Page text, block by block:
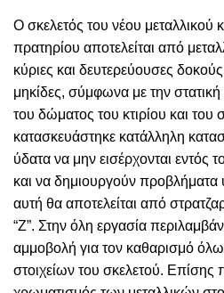
Ο σκελετός του νέου μεταλλικού
πρατηρίου αποτελείται από
κύριες και δευτερεύουσες δοκούς,
μηκίδες, σύμφωνα με την στατική
του δώματος του κτιρίου και του
κατασκευάστηκε κατάλληλη
ύδατα να μην εισέρχονται εντός
και να δημιουργούν
αυτή θα αποτελείται από
“Ζ”. Στην όλη εργασία
αμμοβολή για τον καθαρισμό
στοιχείων του σκελετού. Επίσης